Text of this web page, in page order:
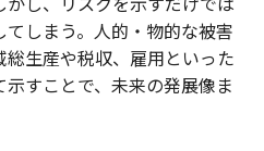
しまう。人的・物的な被害
生産や税収、雇用といった
すことで、未来の発展像ま